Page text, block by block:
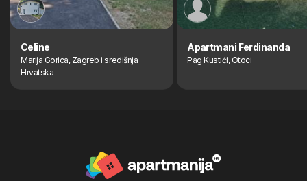
Celine
Marija Gorica, Zagreb i središnja
Hrvatska
Apartmani Ferdinanda
Pag Kustići, Otoci